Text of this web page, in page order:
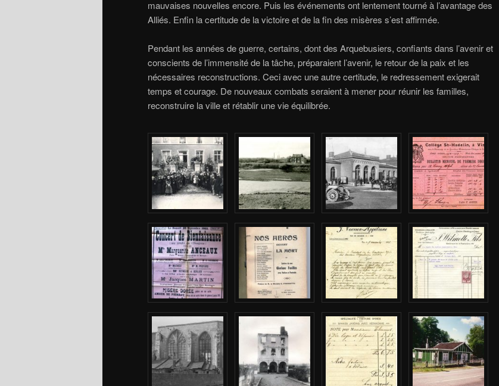
mauvaises nouvelles encore. Puis les événements ont lentement tourné à l’avantage des
Alliés. Enfin la certitude de la victoire et de la fin des misères s’est affirmée.
Pendant les années de guerre, certains, dont des Arquebusiers, confiants dans l’avenir et
conscients de l’immensité de la tâche, préparaient l’avenir, le retour de la paix et les
nécessaires reconstructions. Ceci avec une autre certitude, le redressement exigerait
temps et courage. De nouveaux combats seraient à mener pour réunir les familles,
reconstruire la ville et rétablir une vie équilibrée.